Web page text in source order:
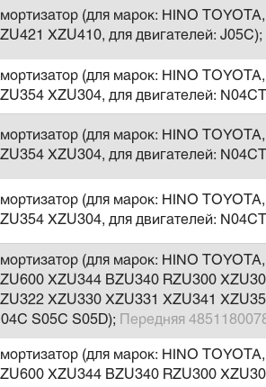
(для марок: HINO
XZU410, для двигателей: J05C);
(для марок: HINO
XZU304, для двигателей:
(для марок: HINO
XZU304, для двигателей:
(для марок: HINO
XZU304, для двигателей:
(для марок: HINO
XZU344 BZU340 RZU300
XZU330 XZU331 XZU341
S05C S05D);
Передняя
(для марок: HINO
XZU344 BZU340 RZU300